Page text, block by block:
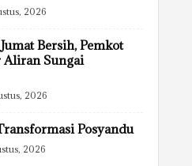
2026
Bersih, Pemkot
Aliran Sungai
2026
Posyandu
2026